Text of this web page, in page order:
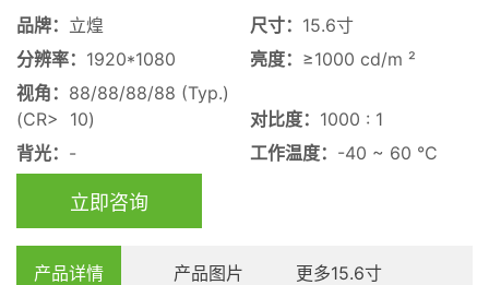
品牌： 立煌 尺寸： 15.6寸
分辨率： 1920*1080 亮度： ≥1000 cd/m ²
视角： 88/88/88/88 (Typ.)
(CR> 10)
对比度： 1000 : 1
背光： - 工作温度： -40 ~ 60 °C
立即咨询
产品详情 产品图片 更多15.6寸